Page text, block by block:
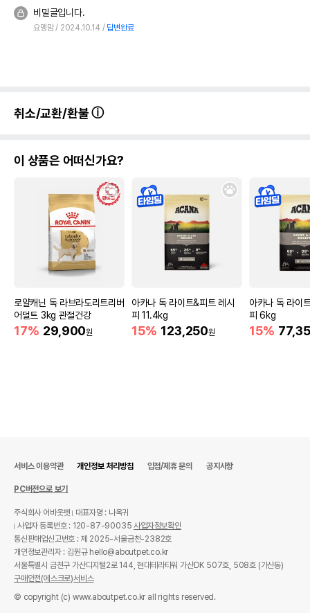
비밀글입니다.
요맹맘 2024.10.14 답변완료
취소/교환/환불
이 상품은 어떠신가요?
로얄캐닌 독 라브라도리트리버
어덜트 3kg 관절건강
17% 29,900원
아카나 독 라이트&피트 레시
피 11.4kg
15% 123,250원
아카나 독 라이
피 6kg
15%
서비스 이용약관 개인정보 처리방침 입점/제휴 문의 공지사항
PC버전으로 보기
주식회사 어바웃펫
대표자명 : 나옥귀
사업자 등록번호 : 120-87-90035사업자정보확인
통신판매업신고번호 : 제 2025-서울금천-2382호
개인정보관리자 : 김원규 hello@aboutpet.co.kr
서울특별시 금천구 가산디지털2로 144, 현대테라타워 가산DK 507호, 508호 (가산동)
구매안전(에스크로)서비스
© copyright (c) www.aboutpet.co.kr all rights reserved.